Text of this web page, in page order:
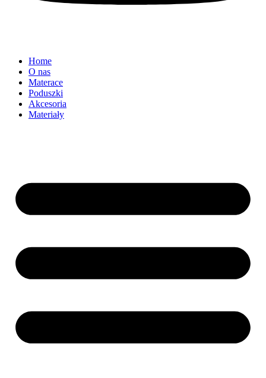
Home
O nas
Materace
Poduszki
Akcesoria
Materiały